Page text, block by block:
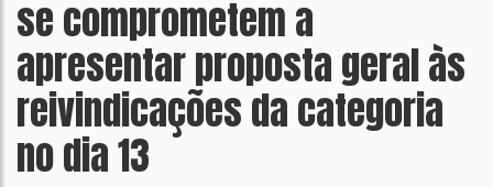
se comprometem a
apresentar proposta geral às
reivindicações da categoria
no dia 13